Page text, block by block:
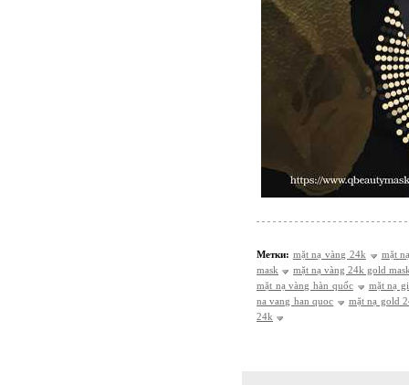
Метки: mặt nạ vàng 24k
mặt
mask
mặt nạ vàng 24k gold
mặt nạ vàng hàn quốc
mặt nạ
na vang han quoc
mặt nạ gold
24k